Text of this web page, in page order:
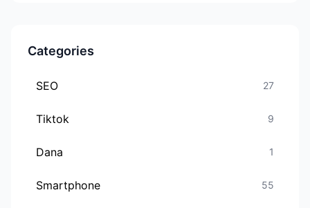
Categories
SEO 27
Tiktok 9
Dana 1
Smartphone 55